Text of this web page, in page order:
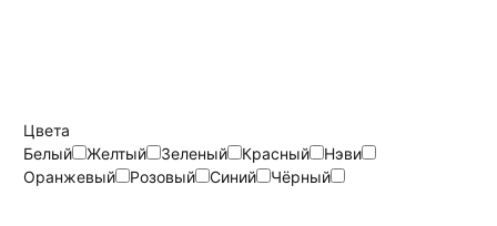
Цвета
Белый
Желтый Зеленый Красный
Нэви
Оранжевый
Розовый Синий Чёрный